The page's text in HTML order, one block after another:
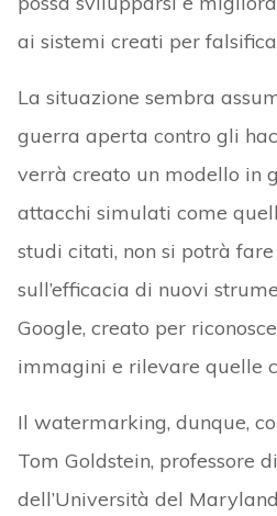
ai sistemi creati per
La situazione sembra
guerra aperta contro gli
verrà creato un modello in
attacchi simulati come
studi citati, non si potrà
sull’efficacia di nuovi
Google, creato per
immagini e rilevare quelle
Il watermarking, dunque,
Tom Goldstein, professore
dell’Università del